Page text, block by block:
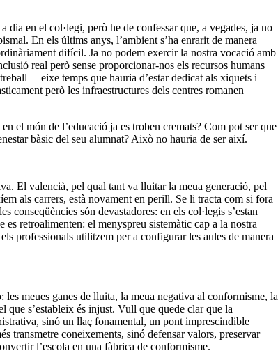
en el col·legi, però he de confessar que, a vegades, ja no
En els últims anys, l’ambient s’ha enrarit de manera
difícil. Ja no podem exercir la nostra vocació amb
real però sense proporcionar-nos els recursos humans
—eixe temps que hauria d’estar dedicat als xiquets i
però les infraestructures dels centres romanen
el món de l’educació ja es troben cremats? Com pot ser que
bàsic del seu alumnat? Això no hauria de ser així.
El valencià, pel qual tant va lluitar la meua generació, pel
als carrers, està novament en perill. Se li tracta com si fora
són devastadores: en els col·legis s’estan
retroalimenten: el menyspreu sistemàtic cap a la nostra
professionals utilitzem per a configurar les aules de manera
meues ganes de lluita, la meua negativa al conformisme, la
que s’estableix és injust. Vull que quede clar que la
sinó un llaç fonamental, un pont imprescindible
transmetre coneixements, sinó defensar valors, preservar
l’escola en una fàbrica de conformisme.